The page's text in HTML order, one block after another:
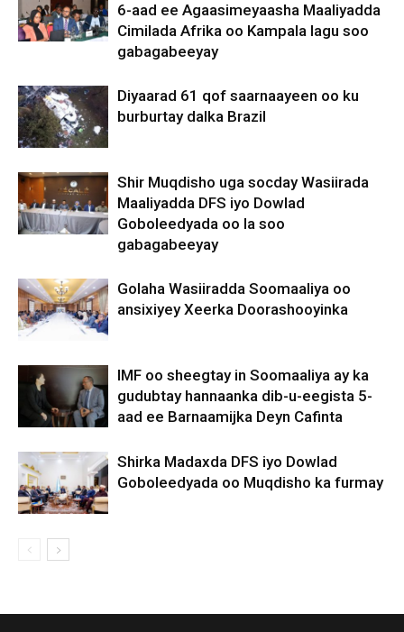
6-aad ee Agaasimeyaasha Maaliyadda
Cimilada Afrika oo Kampala lagu soo
gabagabeeyay
Diyaarad 61 qof saarnaayeen oo ku
burburtay dalka Brazil
Shir Muqdisho uga socday Wasiirada
Maaliyadda DFS iyo Dowlad
Goboleedyada oo la soo
gabagabeeyay
Golaha Wasiiradda Soomaaliya oo
ansixiyey Xeerka Doorashooyinka
IMF oo sheegtay in Soomaaliya ay ka
gudubtay hannaanka dib-u-eegista 5-
aad ee Barnaamijka Deyn Cafinta
Shirka Madaxda DFS iyo Dowlad
Goboleedyada oo Muqdisho ka furmay